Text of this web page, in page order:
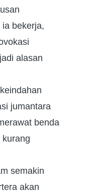
bekerja,
alasan
jumantara
benda
semakin
akan